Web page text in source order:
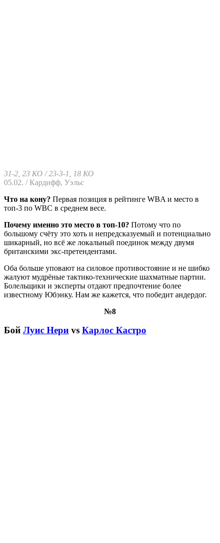
31-2, 23 КО / 23-3-1, 18 КО
05.02. / Кардифф, Уэльс
Что на кону? Первая позиция в рейтинге WBA и место в
топ-3 по WBC в среднем весе.
Почему именно это место в топ-10? Потому что по
большому счёту это хоть и непредсказуемый и потенциально
шикарный, но всё же локальный поединок между двумя
британскими экс-претендентами.
Оба больше уповают на силовое противостояние и не шибко
жалуют мудрёные тактико-технические шахматные партии.
Болельщики и эксперты отдают предпочтение более
известному Юбэнку. Нам же кажется, что победит андердог.
№8
Бой Луис Нери vs Карлос Кастро